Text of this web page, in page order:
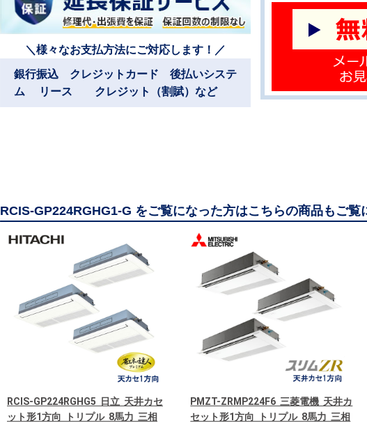
＼様々なお支払方法にご対応します！／
銀行振込 クレジットカード 後払いシステ
ム リース クレジット（割賦）など
RCIS-GP224RGHG1-G をご覧になった方はこちらの商品もご覧
RCIS-GP224RGHG5 日立 天井カセ
ット形1方向 トリプル 8馬力 三相
PMZT-ZRMP224F6 三菱電機 天井カ
セット形1方向 トリプル 8馬力 三相